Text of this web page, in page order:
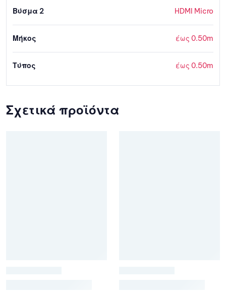
Βύσμα 2 HDMI Micro
Μήκος έως 0.50m
Τύπος έως 0.50m
Σχετικά προϊόντα